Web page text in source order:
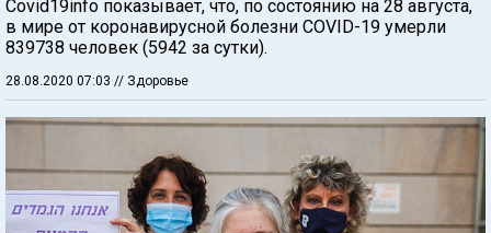
Covid19info показывает, что, по состоянию на 28 августа,
в мире от коронавирусной болезни COVID-19 умерли
839738 человек (5942 за сутки).
28.08.2020 07:03 // Здоровье